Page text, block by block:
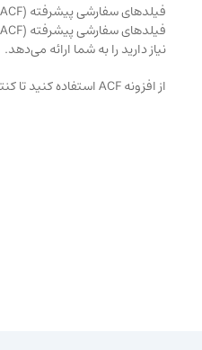
فیلدهای سفارشی پیشرفته (ACF)
نیاز دارید را به شما ارائه می‌دهد.
از افزونه ACF استفاده کنید تا کنترل کامل بر روی صفحات ویرایش وردپرس، داده‌های فیلدهای سفارشی و بیشتر را به دست آورید.